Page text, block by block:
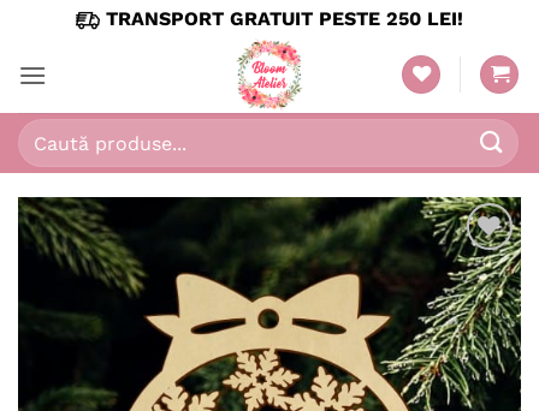
content
TRANSPORT GRATUIT PESTE 250 LEI!
Caută
după:
Adaugă
în
wishlist